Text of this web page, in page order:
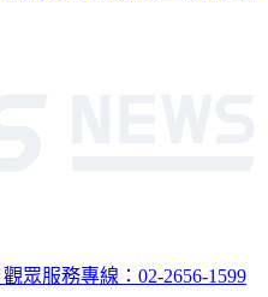
觀眾服務專線：02-2656-1599